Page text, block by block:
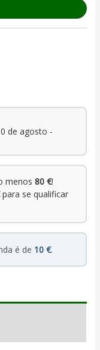
de agosto -
menos 80 €!
para se qualificar
é de 10 €.